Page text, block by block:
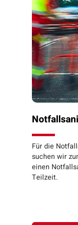
Für die
suchen wir
einen
Teilzeit.